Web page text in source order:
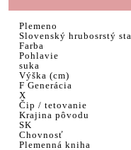
Plemeno
Slovenský hrubosrstý
Farba
Pohlavie
suka
Výška (cm)
F Generácia
X
Čip / tetovanie
Krajina pôvodu
SK
Chovnosť
Plemenná kniha